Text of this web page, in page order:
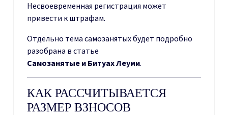
Несвоевременная регистрация может
привести к штрафам.
Отдельно тема самозанятых будет подробно
разобрана в статье
Самозанятые и Битуах Леуми.
КАК РАССЧИТЫВАЕТСЯ
РАЗМЕР ВЗНОСОВ